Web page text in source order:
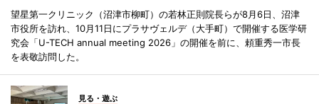
望星第一クリニック（沼津市柳町）の若林正則院長らが8月6日、沼津
市役所を訪れ、10月11日にプラサヴェルデ（大手町）で開催する医学研
究会「U-TECH annual meeting 2026」の開催を前に、頼重秀一市長
を表敬訪問した。
見る・遊ぶ